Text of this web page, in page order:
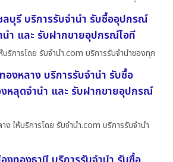
บุรี บริการรับจำนำ รับซื้ออุปกรณ์
ำ และ รับฝากขายอุปกรณ์ไอที
ริการโดย รับจํานํา.com บริการรับจำนำของทุก
งหลาง บริการรับจำนำ รับซื้อ
หลุดจำนำ และ รับฝากขายอุปกรณ์
ให้บริการโดย รับจํานํา.com บริการรับจำนำ